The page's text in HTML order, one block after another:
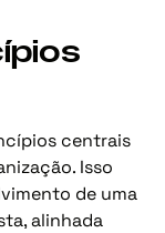
centrais
Isso
de uma
alinhada